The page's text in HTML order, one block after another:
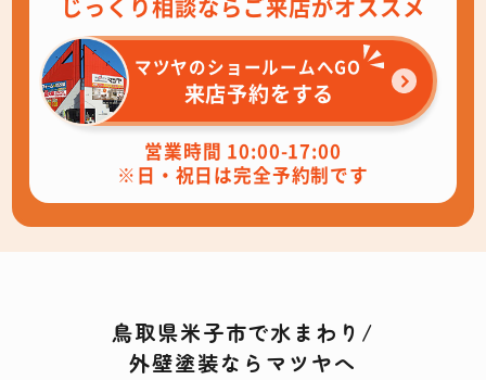
マツヤのショールームへGO
来店予約をする
営業時間 10:00-17:00
※日・祝日は完全予約制です
鳥取県米子市で水まわり/
外壁塗装ならマツヤへ